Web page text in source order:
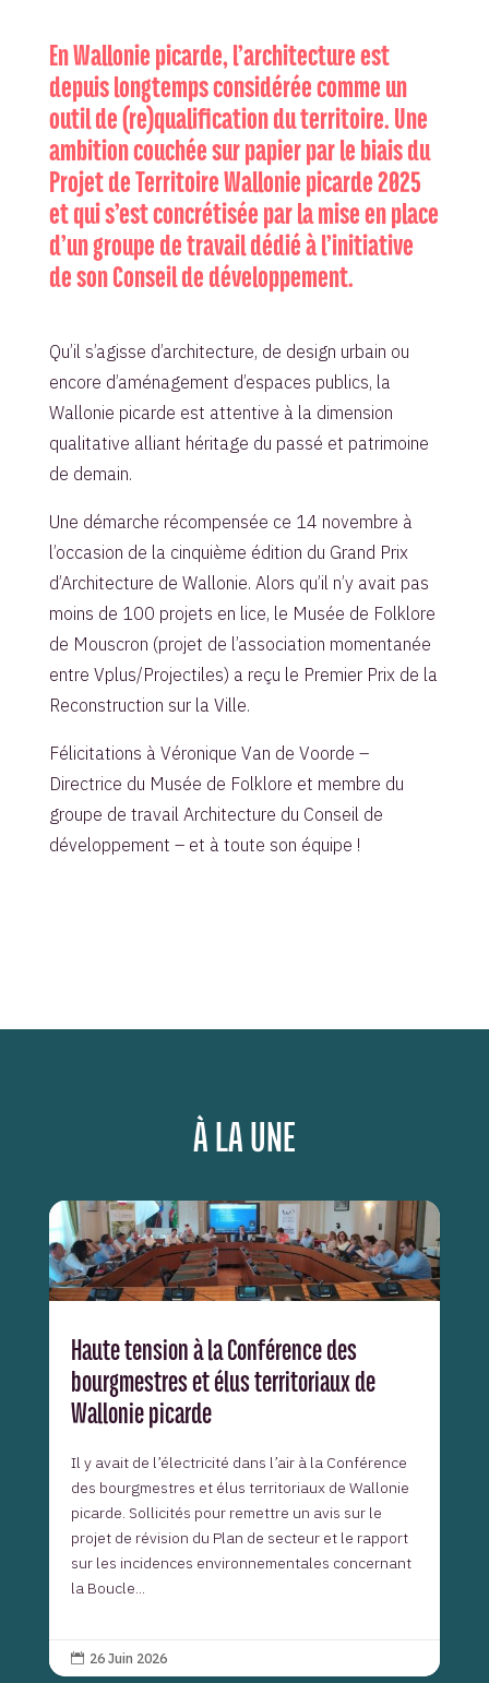
En Wallonie picarde, l’architecture est
depuis longtemps considérée comme un
outil de (re)qualification du territoire. Une
ambition couchée sur papier par le biais du
Projet de Territoire Wallonie picarde 2025
et qui s’est concrétisée par la mise en place
d’un groupe de travail dédié à l’initiative
de son Conseil de développement.
Qu’il s’agisse d’architecture, de design urbain ou
encore d’aménagement d’espaces publics, la
Wallonie picarde est attentive à la dimension
qualitative alliant héritage du passé et patrimoine
de demain.
Une démarche récompensée ce 14 novembre à
l’occasion de la cinquième édition du Grand Prix
d’Architecture de Wallonie. Alors qu’il n’y avait pas
moins de 100 projets en lice, le Musée de Folklore
de Mouscron (projet de l’association momentanée
entre Vplus/Projectiles) a reçu le Premier Prix de la
Reconstruction sur la Ville.
Félicitations à Véronique Van de Voorde –
Directrice du Musée de Folklore et membre du
groupe de travail Architecture du Conseil de
développement – et à toute son équipe !
À LA UNE
Haute tension à la Conférence des
bourgmestres et élus territoriaux de
Wallonie picarde
Il y avait de l’électricité dans l’air à la Conférence
des bourgmestres et élus territoriaux de Wallonie
picarde. Sollicités pour remettre un avis sur le
projet de révision du Plan de secteur et le rapport
sur les incidences environnementales concernant
la Boucle...
 26 Juin 2026